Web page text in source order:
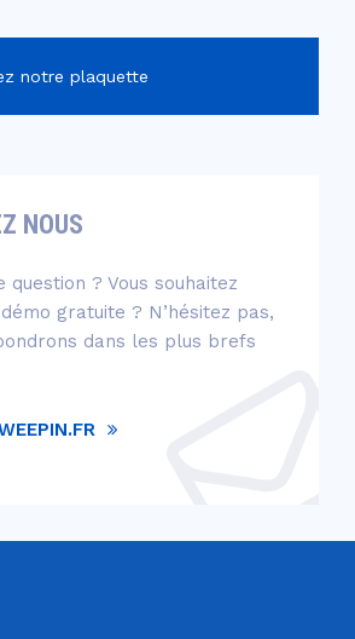
notre plaquette
NOUS
question ? Vous souhaitez
gratuite ? N’hésitez pas,
dans les plus brefs